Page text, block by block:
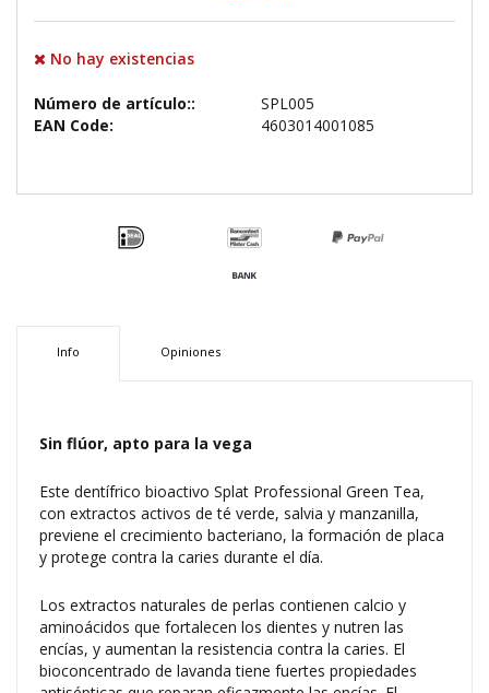
No hay existencias
Número de artículo::
SPL005
EAN Code:
4603014001085
Info Opiniones
Sin flúor, apto para la vega
Este dentífrico bioactivo Splat Professional Green Tea,
con extractos activos de té verde, salvia y manzanilla,
previene el crecimiento bacteriano, la formación de placa
y protege contra la caries durante el día.
Los extractos naturales de perlas contienen calcio y
aminoácidos que fortalecen los dientes y nutren las
encías, y aumentan la resistencia contra la caries. El
bioconcentrado de lavanda tiene fuertes propiedades